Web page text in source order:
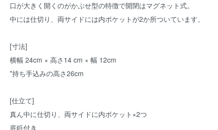
口が大きく開くのがかぶせ型の特徴で開閉はマグネット式。
中には仕切り、両サイドには内ポケットが2か所ついています。
[寸法]
横幅 24cm × 高さ14 cm × 幅 12cm
*持ち手込みの高さ26cm
[仕立て]
真ん中に仕切り、両サイドに内ポケット×2つ
底鋲付き